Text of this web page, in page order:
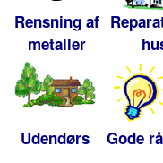
Rensning af
metaller
Udendørs Gode